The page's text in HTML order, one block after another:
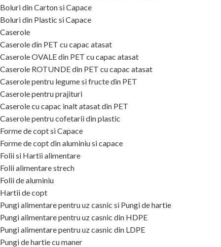
Boluri din Carton si Capace
Boluri din Plastic si Capace
Caserole
Caserole din PET cu capac atasat
Caserole OVALE din PET cu capac atasat
Caserole ROTUNDE din PET cu capac atasat
Caserole pentru legume si fructe din PET
Caserole pentru prajituri
Caserole cu capac inalt atasat din PET
Caserole pentru cofetarii din plastic
Forme de copt si Capace
Forme de copt din aluminiu si capace
Folii si Hartii alimentare
Folii alimentare strech
Folii de aluminiu
Hartii de copt
Pungi alimentare pentru uz casnic si Pungi de hartie
Pungi alimentare pentru uz casnic din HDPE
Pungi alimentare pentru uz casnic din LDPE
Pungi de hartie cu maner